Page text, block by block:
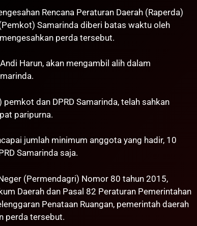
Rencana Peraturan Daerah (Raperda)
Samarinda diberi batas waktu oleh
perda tersebut.
Harun, akan mengambil alih dalam
dan DPRD Samarinda, telah sahkan
paripurna.
jumlah minimum anggota yang hadir, 10
Samarinda saja.
(Permendagri) Nomor 80 tahun 2015,
Daerah dan Pasal 82 Peraturan Pemerintahan
Penataan Ruangan, pemerintah daerah
perda tersebut.